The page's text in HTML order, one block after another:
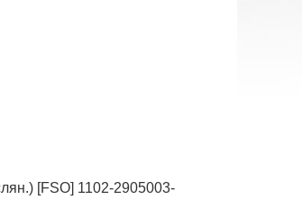
[FSO] 1102-2905003-